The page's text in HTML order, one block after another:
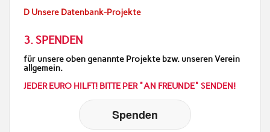
D Unsere Datenbank-Projekte
3. SPENDEN
für unsere oben genannte Projekte bzw. unseren Verein
allgemein.
JEDER EURO HILFT! BITTE PER "AN FREUNDE" SENDEN!